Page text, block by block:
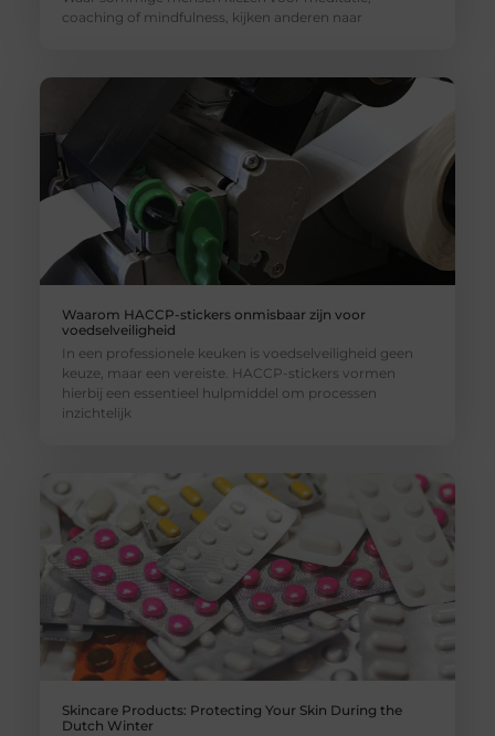
coaching of mindfulness, kijken anderen naar
Waarom HACCP-stickers onmisbaar zijn voor
voedselveiligheid
In een professionele keuken is voedselveiligheid geen
keuze, maar een vereiste. HACCP-stickers vormen
hierbij een essentieel hulpmiddel om processen
inzichtelijk
Skincare Products: Protecting Your Skin During the
Dutch Winter